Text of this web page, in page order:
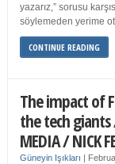
yazarız,” sorusu
söylemeden yerime
CONTINUE READING
The impact of
the tech giants
MEDIA / NICK
Güneyin Işıkları |